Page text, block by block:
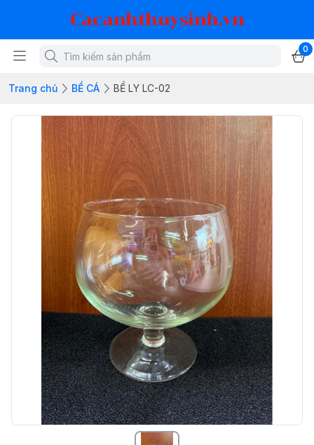
Cacanhthuysinh.vn
0
Trang chủ BỂ CÁ BỂ LY LC-02